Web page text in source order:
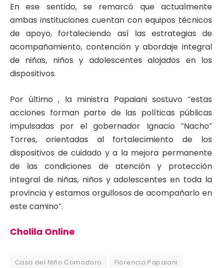
En ese sentido, se remarcó que actualmente
ambas instituciones cuentan con equipos técnicos
de apoyo, fortaleciendo así las estrategias de
acompañamiento, contención y abordaje integral
de niñas, niños y adolescentes alojados en los
dispositivos.
Por último , la ministra Papaiani sostuvo “estas
acciones forman parte de las políticas públicas
impulsadas por el gobernador Ignacio “Nacho”
Torres, orientadas al fortalecimiento de los
dispositivos de cuidado y a la mejora permanente
de las condiciones de atención y protección
integral de niñas, niños y adolescentes en toda la
provincia y estamos orgullosos de acompañarlo en
este camino”.
Cholila Online
Casa del Niño Comodoro
Florencia Papaiani